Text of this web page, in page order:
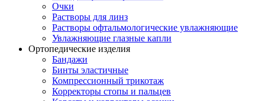
Очки
Растворы для линз
Растворы офтальмологические увлажняющие
Увлажняющие глазные капли
Ортопедические изделия
Бандажи
Бинты эластичные
Компрессионный трикотаж
Корректоры стопы и пальцев